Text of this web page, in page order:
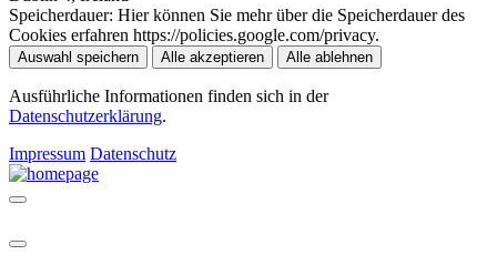
Speicherdauer: Hier können Sie mehr über die Speicherdauer des
Cookies erfahren https://policies.google.com/privacy.
Auswahl speichern Alle akzeptieren Alle ablehnen
Ausführliche Informationen finden sich in der
Datenschutzerklärung.
Impressum Datenschutz